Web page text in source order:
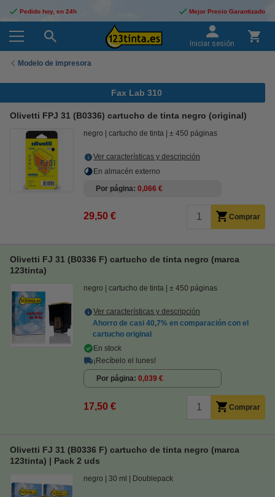
Pedido hoy, en 24h Mejor Precio Garantizado
Iniciar sesión
Modelo de impresora
Fax Lab 310
Olivetti FPJ 31 (B0336) cartucho de tinta negro (original)
negro cartucho de tinta ± 450 páginas
Ver características y descripción
En almacén externo
Por página 0,066 €
29,50 € Comprar
Olivetti FJ 31 (B0336 F) cartucho de tinta negro (marca
123tinta)
negro cartucho de tinta ± 450 páginas
Ver características y descripción
Ahorro de casi 40,7% en comparación con el
cartucho original
En stock
¡Recíbelo el lunes!
Por página 0,039 €
17,50 € Comprar
Olivetti FJ 31 (B0336 F) cartucho de tinta negro (marca
123tinta) | Pack 2 uds
negro 30 ml Doublepack